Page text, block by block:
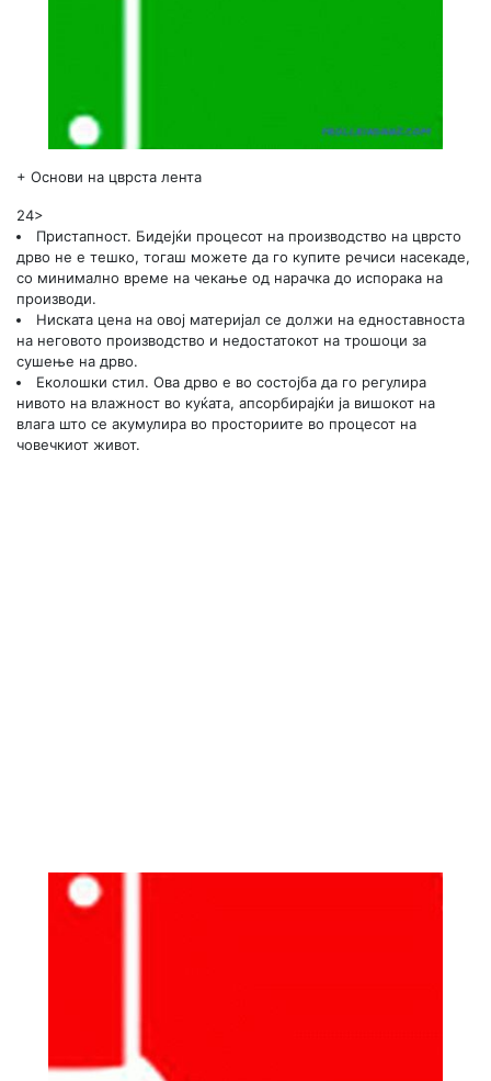
+ Основи на цврста лента
24>
Пристапност. Бидејќи процесот на производство на цврсто
дрво не е тешко, тогаш можете да го купите речиси насекаде,
со минимално време на чекање од нарачка до испорака на
производи.
Ниската цена на овој материјал се должи на едноставноста
на неговото производство и недостатокот на трошоци за
сушење на дрво.
Еколошки стил. Ова дрво е во состојба да го регулира
нивото на влажност во куќата, апсорбирајќи ја вишокот на
влага што се акумулира во просториите во процесот на
човечкиот живот.